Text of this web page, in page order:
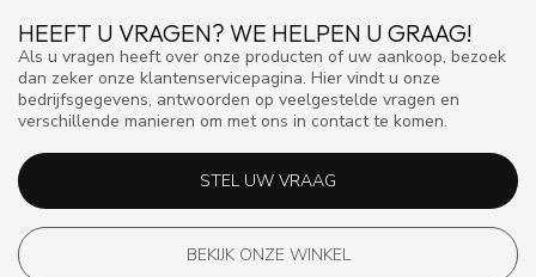
HEEFT U VRAGEN? WE HELPEN U GRAAG!
Als u vragen heeft over onze producten of uw aankoop, bezoek
dan zeker onze klantenservicepagina. Hier vindt u onze
bedrijfsgegevens, antwoorden op veelgestelde vragen en
verschillende manieren om met ons in contact te komen.
STEL UW VRAAG
BEKIJK ONZE WINKEL